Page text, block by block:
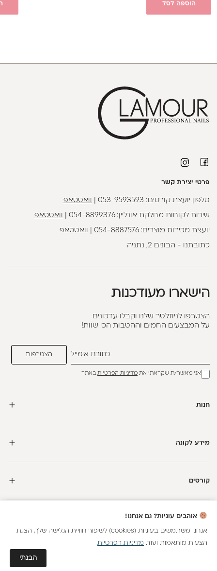
הוספה לסל
פרטי יצירת קשר
טלפון יועצת קורסים: 053-9593593 וואטסאפ
שירות לקוחות מחלקת אונליין:054-8899376 וואטסאפ
יועצת מכירות מוצרים:054-8887576 וואטסאפ
כתובתנו - הבונים 2, נתניה
הישארו מעודכנות
הצטרפו לניוזלטר שלנו וקבלו עדכונים
על המבצעים החמים וההטבות הכי שוות!
אני מאשר/ת שקראתי את מדיניות הפרטיותבאתר
חנות
מידע לקונה
קורסים
כל הזכויות שמורות
אוהבים עוגיות? גם אנחנו!
אנחנו משתמשים בעוגיות (cookies) לשיפור חוויית הגלישה שלך, הצגת
הצעות מותאמות ועוד. מדיניות הפרטיות
הבנתי